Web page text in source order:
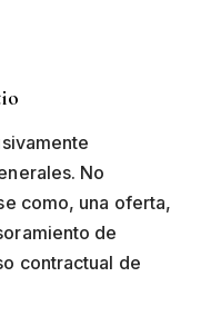
No
como, una oferta,
de
contractual de